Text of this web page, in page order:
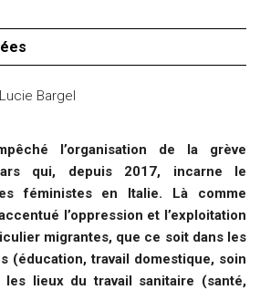
Bargel
l’organisation de la grève
qui, depuis 2017, incarne le
féministes en Italie. Là comme
l’oppression et l’exploitation
migrantes, que ce soit dans les
(éducation, travail domestique, soin
les lieux du travail sanitaire (santé,